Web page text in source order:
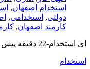
استخدام اصفهان,
دولتی, استخدامی,
کارمند اصفهان,
ای استخدام-22 دقیقه پیش
استخدام